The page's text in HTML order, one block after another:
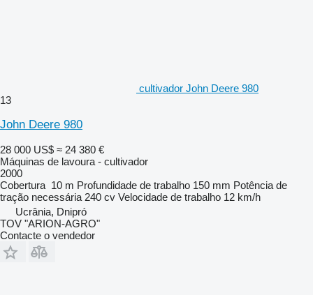
cultivador John Deere 980
13
John Deere 980
28 000 US$ ≈ 24 380 €
Máquinas de lavoura - cultivador
2000
Cobertura 10 m Profundidade de trabalho 150 mm Potência de
tração necessária 240 cv Velocidade de trabalho 12 km/h
Ucrânia, Dnipró
TOV "ARION-AGRO"
Contacte o vendedor